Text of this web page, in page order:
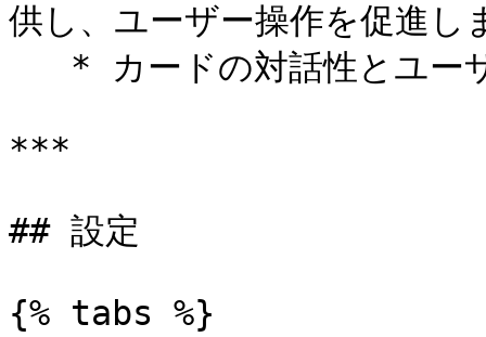
供し、ユーザー操作を促進し
***
## 設定
{% tabs %}